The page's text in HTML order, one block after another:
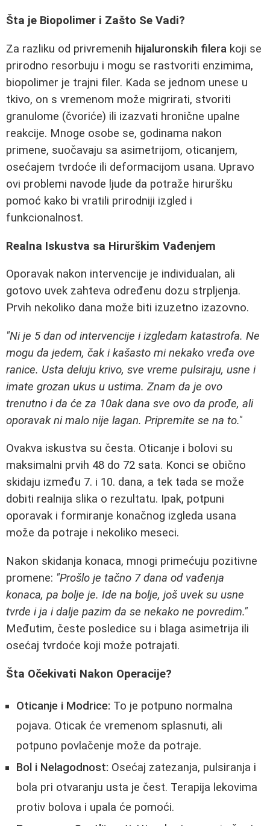
Šta je Biopolimer i Zašto Se Vadi?
Za razliku od privremenih hijaluronskih filera koji se
prirodno resorbuju i mogu se rastvoriti enzimima,
biopolimer je trajni filer. Kada se jednom unese u
tkivo, on s vremenom može migrirati, stvoriti
granulome (čvoriće) ili izazvati hronične upalne
reakcije. Mnoge osobe se, godinama nakon
primene, suočavaju sa asimetrijom, oticanjem,
osećajem tvrdoće ili deformacijom usana. Upravo
ovi problemi navode ljude da potraže hiruršku
pomoć kako bi vratili prirodniji izgled i
funkcionalnost.
Realna Iskustva sa Hirurškim Vađenjem
Oporavak nakon intervencije je individualan, ali
gotovo uvek zahteva određenu dozu strpljenja.
Prvih nekoliko dana može biti izuzetno izazovno.
"Ni je 5 dan od intervencije i izgledam katastrofa. Ne
mogu da jedem, čak i kašasto mi nekako vređa ove
ranice. Usta deluju krivo, sve vreme pulsiraju, usne i
imate grozan ukus u ustima. Znam da je ovo
trenutno i da će za 10ak dana sve ovo da prođe, ali
oporavak ni malo nije lagan. Pripremite se na to."
Ovakva iskustva su česta. Oticanje i bolovi su
maksimalni prvih 48 do 72 sata. Konci se obično
skidaju između 7. i 10. dana, a tek tada se može
dobiti realnija slika o rezultatu. Ipak, potpuni
oporavak i formiranje konačnog izgleda usana
može da potraje i nekoliko meseci.
Nakon skidanja konaca, mnogi primećuju pozitivne
promene: "Prošlo je tačno 7 dana od vađenja
konaca, pa bolje je. Ide na bolje, još uvek su usne
tvrde i ja i dalje pazim da se nekako ne povredim."
Međutim, česte posledice su i blaga asimetrija ili
osećaj tvrdoće koji može potrajati.
Šta Očekivati Nakon Operacije?
Oticanje i Modrice: To je potpuno normalna
pojava. Oticak će vremenom splasnuti, ali
potpuno povlačenje može da potraje.
Bol i Nelagodnost: Osećaj zatezanja, pulsiranja i
bola pri otvaranju usta je čest. Terapija lekovima
protiv bolova i upala će pomoći.